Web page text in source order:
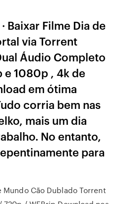
Baixar Filme Dia de
via Torrent
Áudio Completo
e 1080p , 4k de
em ótima
corria bem nas
mais um dia
No entanto,
para
Mundo Cão Dublado Torrent